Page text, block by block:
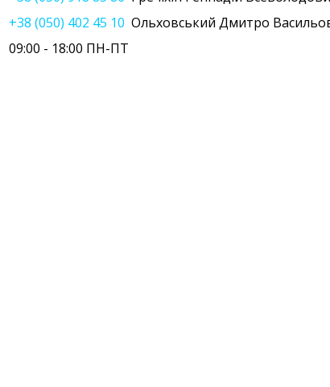
+38 (050) 402 45 10 Ольховський Дмитро
09:00 - 18:00 ПН-ПТ